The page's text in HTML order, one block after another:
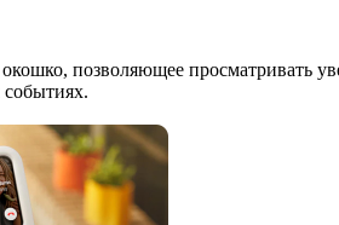
позволяющее просматривать